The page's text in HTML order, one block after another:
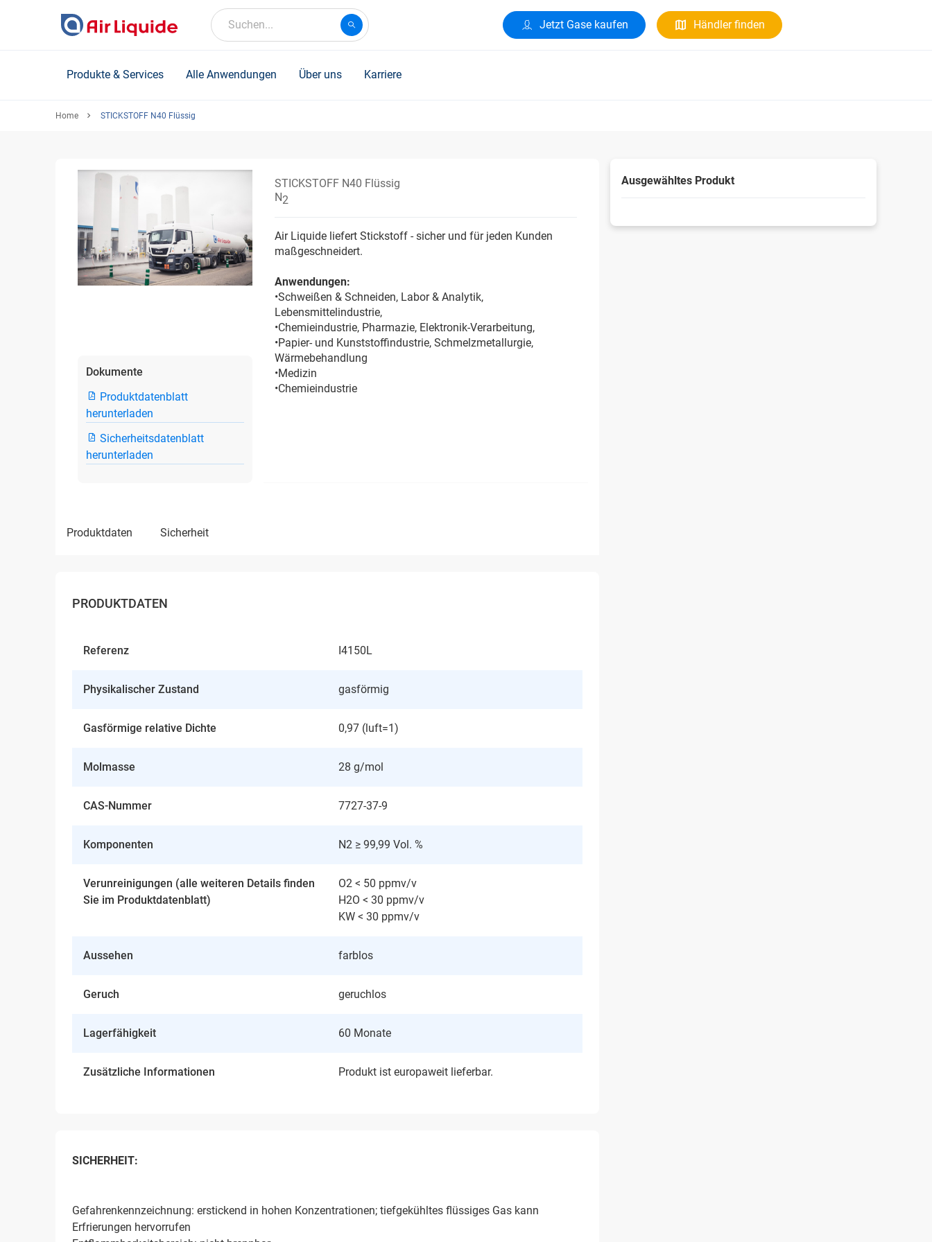
Suchen... Jetzt Gase kaufen Händler finden
Produkte & Services Alle Anwendungen Über uns Karriere
Home STICKSTOFF N40 Flüssig
Dokumente
Produktdatenblatt
herunterladen
Sicherheitsdatenblatt
herunterladen
STICKSTOFF N40 Flüssig
N2
Air Liquide liefert Stickstoff - sicher und für jeden Kunden
maßgeschneidert.
Anwendungen:
•Schweißen & Schneiden, Labor & Analytik,
Lebensmittelindustrie,
•Chemieindustrie, Pharmazie, Elektronik-Verarbeitung,
•Papier- und Kunststoffindustrie, Schmelzmetallurgie,
Wärmebehandlung
•Medizin
•Chemieindustrie
produktdaten sicherheit
PRODUKTDATEN
Referenz I4150L
Physikalischer Zustand gasförmig
Gasförmige relative Dichte 0,97 (luft=1)
Molmasse 28 g/mol
CAS-Nummer 7727-37-9
Komponenten N2 ≥ 99,99 Vol. %
Verunreinigungen (alle weiteren Details finden
Sie im Produktdatenblatt)
O2 < 50 ppmv/v
H2O < 30 ppmv/v
KW < 30 ppmv/v
Aussehen farblos
Geruch geruchlos
Lagerfähigkeit 60 Monate
Zusätzliche Informationen Produkt ist europaweit lieferbar.
SICHERHEIT:
Gefahrenkennzeichnung: erstickend in hohen Konzentrationen; tiefgekühltes flüssiges Gas kann
Erfrierungen hervorrufen
Ausgewähltes Produkt